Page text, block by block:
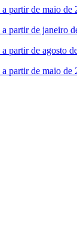
a partir de maio de
a partir de janeiro
partir de agosto
a partir de maio de